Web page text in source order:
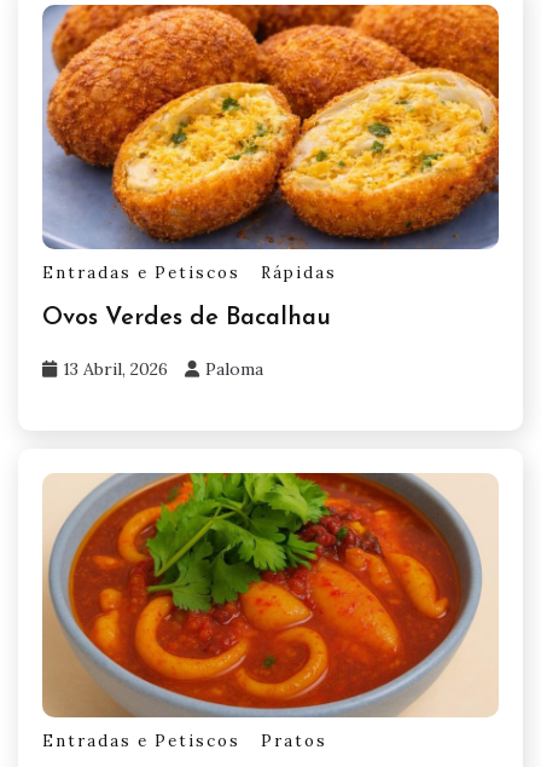
Entradas e Petiscos Rápidas
Ovos Verdes de Bacalhau
13 Abril, 2026 Paloma
Entradas e Petiscos Pratos